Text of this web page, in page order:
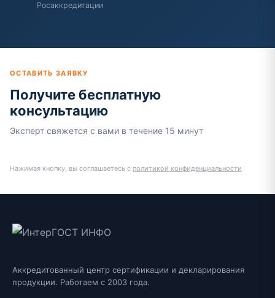
Росаккредитации
ОСТАВИТЬ ЗАЯВКУ
Получите бесплатную
консультацию
Эксперт свяжется с вами в течение 15 минут
Нажимая кнопку, вы соглашаетесь с политикой конфиденциальности
Аккредитованный центр сертификации и декларирования
продукции. Работаем с 2003 года.